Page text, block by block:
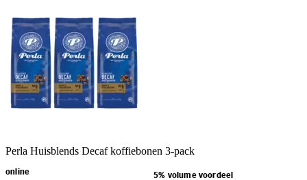
Perla Huisblends Decaf koffiebonen 3-pack
online 5% volume voordeel